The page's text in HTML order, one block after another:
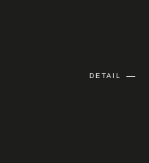
DETAIL